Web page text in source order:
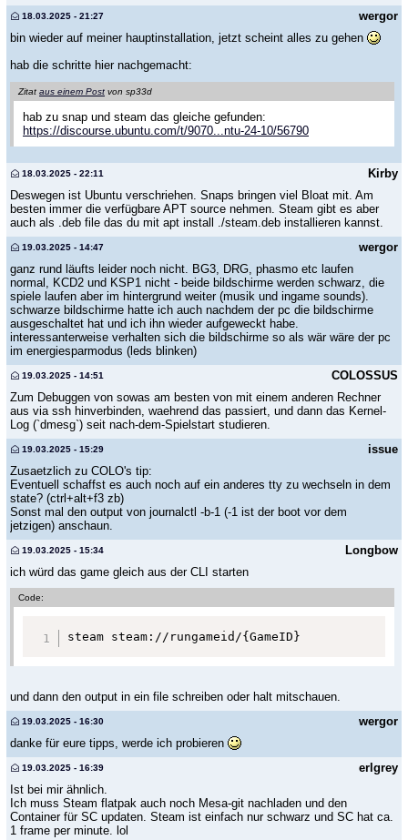
wergor
18.03.2025 - 21:27
bin wieder auf meiner hauptinstallation, jetzt scheint alles zu gehen
hab die schritte hier nachgemacht:
Zitat aus einem Post von sp33d
hab zu snap und steam das gleiche gefunden:
https://discourse.ubuntu.com/t/9070...ntu-24-10/56790
Kirby
18.03.2025 - 22:11
Deswegen ist Ubuntu verschriehen. Snaps bringen viel Bloat mit. Am
besten immer die verfügbare APT source nehmen. Steam gibt es aber
auch als .deb file das du mit apt install ./steam.deb installieren kannst.
wergor
19.03.2025 - 14:47
ganz rund läufts leider noch nicht. BG3, DRG, phasmo etc laufen
normal, KCD2 und KSP1 nicht - beide bildschirme werden schwarz, die
spiele laufen aber im hintergrund weiter (musik und ingame sounds).
schwarze bildschirme hatte ich auch nachdem der pc die bildschirme
ausgeschaltet hat und ich ihn wieder aufgeweckt habe.
interessanterweise verhalten sich die bildschirme so als wär wäre der pc
im energiesparmodus (leds blinken)
COLOSSUS
19.03.2025 - 14:51
Zum Debuggen von sowas am besten von mit einem anderen Rechner
aus via ssh hinverbinden, waehrend das passiert, und dann das Kernel-
Log (`dmesg`) seit nach-dem-Spielstart studieren.
issue
19.03.2025 - 15:29
Zusaetzlich zu COLO's tip:
Eventuell schaffst es auch noch auf ein anderes tty zu wechseln in dem
state? (ctrl+alt+f3 zb)
Sonst mal den output von journalctl -b-1 (-1 ist der boot vor dem
jetzigen) anschaun.
Longbow
19.03.2025 - 15:34
ich würd das game gleich aus der CLI starten
Code:
steam steam://rungameid/{GameID}
und dann den output in ein file schreiben oder halt mitschauen.
wergor
19.03.2025 - 16:30
danke für eure tipps, werde ich probieren
erlgrey
19.03.2025 - 16:39
Ist bei mir ähnlich.
Ich muss Steam flatpak auch noch Mesa-git nachladen und den
Container für SC updaten. Steam ist einfach nur schwarz und SC hat ca.
1 frame per minute. lol